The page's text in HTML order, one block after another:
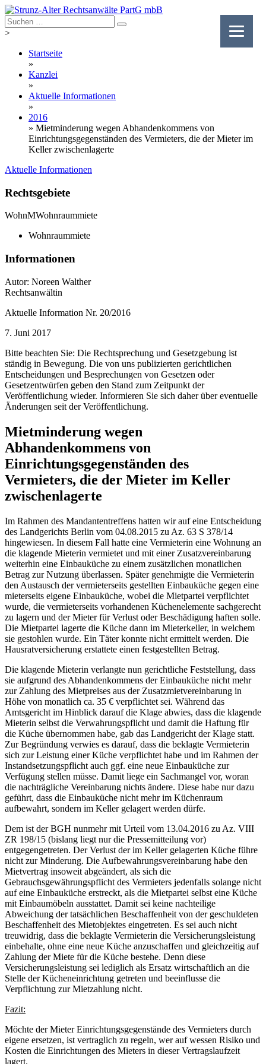
Skip
to
content
>
Startseite
»
Kanzlei
»
Aktuelle Informationen
»
2016
» Mietminderung wegen Abhandenkommens von
Einrichtungsgegenständen des Vermieters, die der Mieter im
Keller zwischenlagerte
Aktuelle Informationen
Rechtsgebiete
WohnMWohnraummiete
Wohnraummiete
Informationen
Autor: Noreen Walther
Rechtsanwältin
Aktuelle Information Nr. 20/2016
7. Juni 2017
Bitte beachten Sie: Die Rechtsprechung und Gesetzgebung ist
ständig in Bewegung. Die von uns publizierten gerichtlichen
Entscheidungen und Besprechungen von Gesetzen oder
Gesetzentwürfen geben den Stand zum Zeitpunkt der
Veröffentlichung wieder. Informieren Sie sich daher über eventuelle
Änderungen seit der Veröffentlichung.
Mietminderung wegen
Abhandenkommens von
Einrichtungsgegenständen des
Vermieters, die der Mieter im Keller
zwischenlagerte
Im Rahmen des Mandantentreffens hatten wir auf eine Entscheidung
des Landgerichts Berlin vom 04.08.2015 zu Az. 63 S 378/14
hingewiesen. In diesem Fall hatte eine Vermieterin eine Wohnung an
die klagende Mieterin vermietet und mit einer Zusatzvereinbarung
weiterhin eine Einbauküche zu einem zusätzlichen monatlichen
Betrag zur Nutzung überlassen. Später genehmigte die Vermieterin
den Austausch der vermieterseits gestellten Einbauküche gegen eine
mieterseits eigene Einbauküche, wobei die Mietpartei verpflichtet
wurde, die vermieterseits vorhandenen Küchenelemente sachgerecht
zu lagern und der Mieter für Verlust oder Beschädigung haften solle.
Die Mietpartei lagerte die Küche dann im Mieterkeller, in welchem
sie gestohlen wurde. Ein Täter konnte nicht ermittelt werden. Die
Hausratversicherung erstattete einen festgestellten Betrag.
Die klagende Mieterin verlangte nun gerichtliche Feststellung, dass
sie aufgrund des Abhandenkommens der Einbauküche nicht mehr
zur Zahlung des Mietpreises aus der Zusatzmietvereinbarung in
Höhe von monatlich ca. 35 € verpflichtet sei. Während das
Amtsgericht im Hinblick darauf die Klage abwies, dass die klagende
Mieterin selbst die Verwahrungspflicht und damit die Haftung für
die Küche übernommen habe, gab das Landgericht der Klage statt.
Zur Begründung verwies es darauf, dass die beklagte Vermieterin
sich zur Leistung einer Küche verpflichtet habe und im Rahmen der
Instandsetzungspflicht auch ggf. eine neue Einbauküche zur
Verfügung stellen müsse. Damit liege ein Sachmangel vor, woran
die nachträgliche Vereinbarung nichts ändere. Diese habe nur dazu
geführt, dass die Einbauküche nicht mehr im Küchenraum
aufbewahrt, sondern im Keller gelagert werden dürfe.
Dem ist der BGH nunmehr mit Urteil vom 13.04.2016 zu Az. VIII
ZR 198/15 (bislang liegt nur die Pressemitteilung vor)
entgegengetreten. Der Verlust der im Keller gelagerten Küche führe
nicht zur Minderung. Die Aufbewahrungsvereinbarung habe den
Mietvertrag insoweit abgeändert, als sich die
Gebrauchsgewährungspflicht des Vermieters jedenfalls solange nicht
auf eine Einbauküche erstreckt, als die Mietpartei selbst eine Küche
mit Einbaumöbeln ausstattet. Damit sei keine nachteilige
Abweichung der tatsächlichen Beschaffenheit von der geschuldeten
Beschaffenheit des Mietobjektes eingetreten. Es sei auch nicht
treuwidrig, dass die beklagte Vermieterin die Versicherungsleistung
einbehalte, ohne eine neue Küche anzuschaffen und gleichzeitig auf
Zahlung der Miete für die Küche bestehe. Denn diese
Versicherungsleistung sei lediglich als Ersatz wirtschaftlich an die
Stelle der Kücheneinrichtung getreten und beeinflusse die
Verpflichtung zur Mietzahlung nicht.
Fazit:
Möchte der Mieter Einrichtungsgegenstände des Vermieters durch
eigene ersetzen, ist vertraglich zu regeln, wer auf wessen Risiko und
Kosten die Einrichtungen des Mieters in dieser Vertragslaufzeit
lagert.